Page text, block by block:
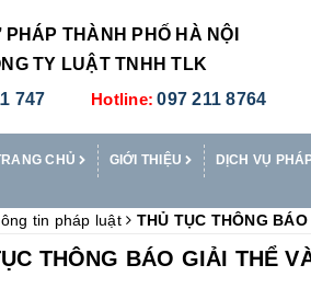
THÀNH PHỐ HÀ NỘI
TY LUẬT TNHH TLK
747 Hotline: 097 211 8764
CHỦ GIỚI THIỆU DỊCH VỤ
tin pháp luật THỦ TỤC THÔNG
THÔNG BÁO GIẢI THỂ